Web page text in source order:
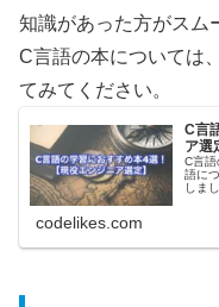
知識があった方がスム
C言語の本については、
てみてください。
C言
ア選
C言
語に
しま
codelikes.com